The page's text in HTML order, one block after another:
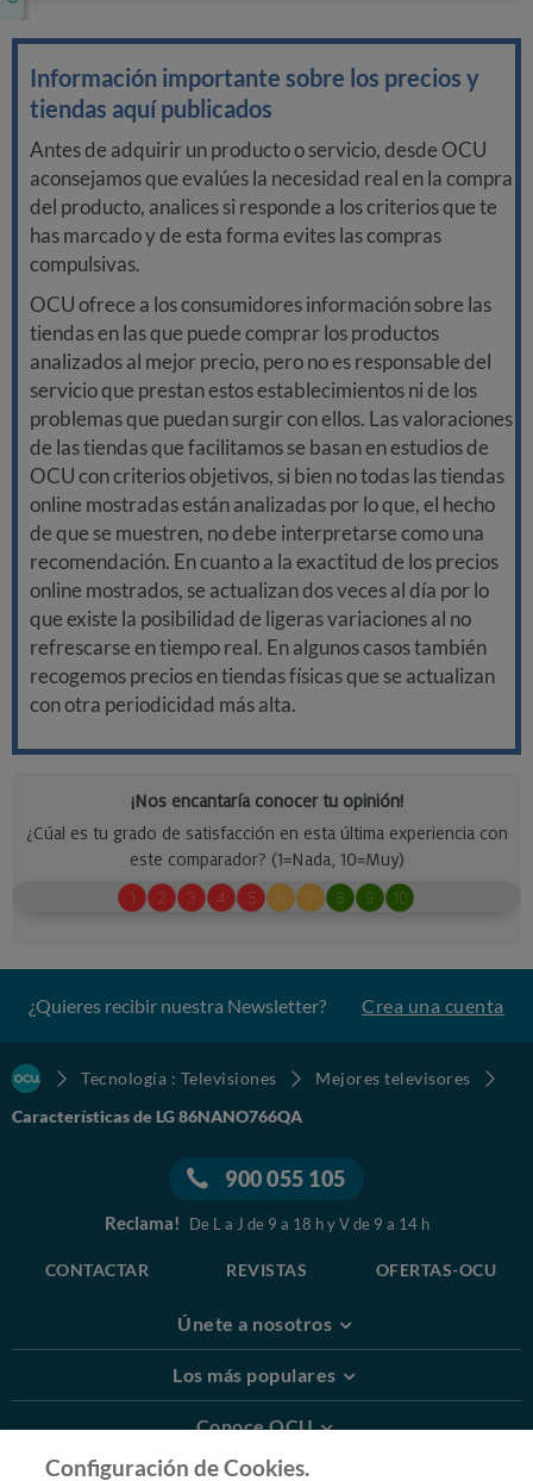
Información importante sobre los precios y
tiendas aquí publicados
Antes de adquirir un producto o servicio, desde OCU
aconsejamos que evalúes la necesidad real en la compra
del producto, analices si responde a los criterios que te
has marcado y de esta forma evites las compras
compulsivas.
OCU ofrece a los consumidores información sobre las
tiendas en las que puede comprar los productos
analizados al mejor precio, pero no es responsable del
servicio que prestan estos establecimientos ni de los
problemas que puedan surgir con ellos. Las valoraciones
de las tiendas que facilitamos se basan en estudios de
OCU con criterios objetivos, si bien no todas las tiendas
online mostradas están analizadas por lo que, el hecho
de que se muestren, no debe interpretarse como una
recomendación. En cuanto a la exactitud de los precios
online mostrados, se actualizan dos veces al día por lo
que existe la posibilidad de ligeras variaciones al no
refrescarse en tiempo real. En algunos casos también
recogemos precios en tiendas físicas que se actualizan
con otra periodicidad más alta.
¿Quieres recibir nuestra Newsletter? Crea una cuenta
Tecnología : Televisiones
Mejores televisores
Características de LG 86NANO766QA
900 055 105
Reclama! De L a J de 9 a 18 h y V de 9 a 14 h
CONTACTAR REVISTAS OFERTAS-OCU
Únete a nosotros
Los más populares
Conoce OCU
Configuración de Cookies.